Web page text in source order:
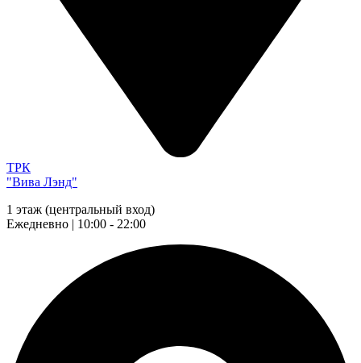
ТРК
"Вива Лэнд"
1 этаж (центральный вход)
Ежедневно | 10:00 - 22:00